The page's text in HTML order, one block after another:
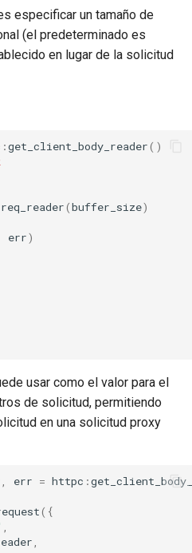
especificar un tamaño de
(el predeterminado es
en lugar de la solicitud
:get_client_body_reader()
req_reader(buffer_size)
err)
usar como el valor para el
de solicitud, permitiendo
en una solicitud proxy
err = httpc :
({